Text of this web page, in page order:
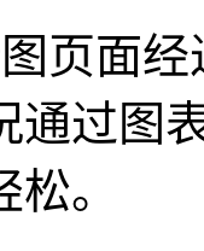
页面
通过图
。